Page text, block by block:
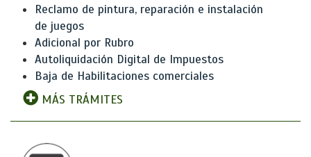
Reclamo de pintura, reparación e instalación
de juegos
Adicional por Rubro
Autoliquidación Digital de Impuestos
Baja de Habilitaciones comerciales
MÁS TRÁMITES